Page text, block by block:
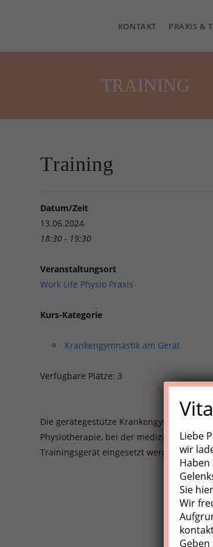
KONTAKT PRAXIS &
TRAINING
Training
Datum/Zeit
13.06.2024
18:30 - 19:30
Veranstaltungsort
Work Life Physio Praxis
Kurs-Kategorie
Krankengymnastik am Gerät
Verfügbare Plätze: 3
Die gerätegestütze Krankengynmnastik
Physiotherapie, bei der medizinische
Trainingsgerät eingesetzt werden.
Liebe
wir
Sie
Wir